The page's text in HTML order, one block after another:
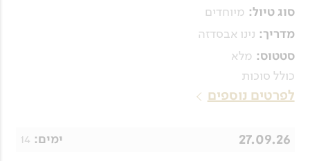
סוג טיול: מיוחדים
מדריך: נינו אבסדזה
סטטוס: מלא
כולל סוכות
לפרטים נוספים
27.09.26 ימים: 14